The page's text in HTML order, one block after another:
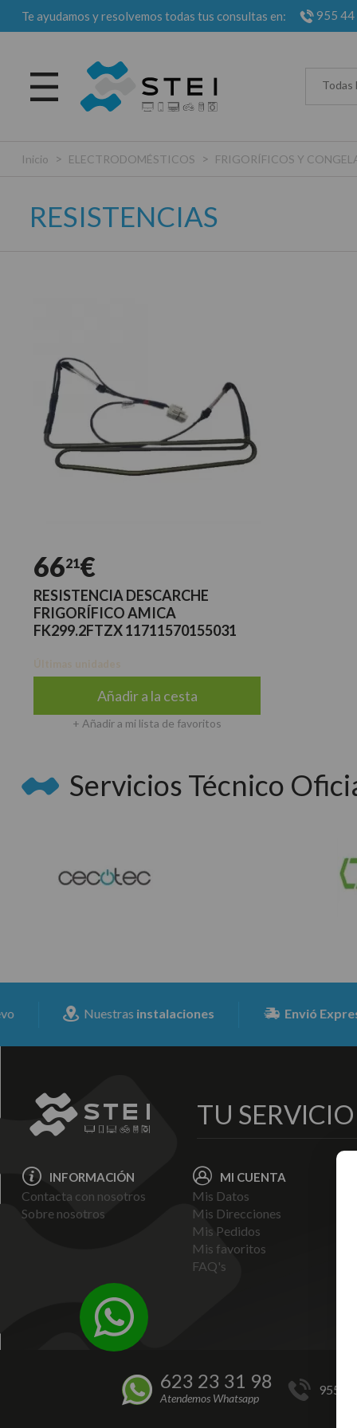
Te ayudamos y resolvemos todas tus consultas en: 955
Todas
Inicio > ELECTRODOMÉSTICOS > FRIGORÍFICOS Y
RESISTENCIAS
6621€
RESISTENCIA DESCARCHE
FRIGORÍFICO AMICA
FK299.2FTZX 11711570155031
Añadir a la cesta
+ Añadir a mi lista de favoritos
Servicios Técnico
Nuestrasinstalaciones Envió Expressspara
TU
INFORMACIÓN
Contacta con nosotros
Sobre nosotros
MI CUENTA
Mis Datos
Mis Direcciones
Mis Pedidos
Mis favoritos
FAQ's
623 23 31 98
Atendemos Whatsapp
955